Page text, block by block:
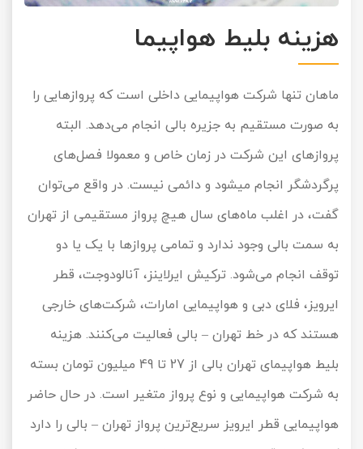
هزینه بلیط هواپیما
ماهان تنها شرکت هواپیمایی داخلی است که پروازهایی را
به صورت مستقیم به جزیره بالی انجام می‌دهد. البته
پروازهای این شرکت در زمان‌ خاص و معمولا فصل‌های
پرگردشگر انجام می‎شود و دائمی نیست. در واقع می‌توان
گفت، در اغلب ماه‌های سال هیچ پرواز مستقیمی از تهران
به سمت بالی وجود ندارد و تمامی پروازها با یک یا دو
توقف انجام می‌شود. ترکیش ایرلاینز، آنالودوجت، قطر
ایرویز، فلای دبی و هواپیمایی امارات، شرکت‌های خارجی
هستند که در خط تهران – بالی فعالیت می‌کنند. هزینه
بلیط هواپیمای تهران بالی از 27 تا 49 میلیون تومان بسته
به شرکت هواپیمایی و نوع پرواز متغیر است. در حال حاضر
هواپیمایی قطر ایرویز سریع‌ترین پرواز تهران – بالی را دارد